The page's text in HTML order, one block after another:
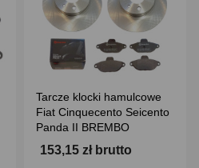
Tarcze klocki hamulcowe
Fiat Cinquecento Seicento
Panda II BREMBO
153,15 zł brutto